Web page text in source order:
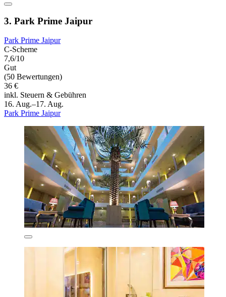
3. Park Prime Jaipur
Park Prime Jaipur
C-Scheme
7,6/10
Gut
(50 Bewertungen)
36 €
inkl. Steuern & Gebühren
16. Aug.–17. Aug.
Park Prime Jaipur